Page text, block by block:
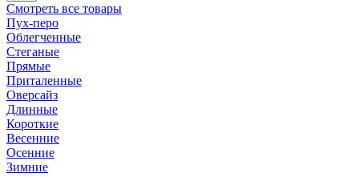
Смотреть все товары
Пух-перо
Облегченные
Стеганые
Прямые
Приталенные
Оверсайз
Длинные
Короткие
Весенние
Осенние
Зимние